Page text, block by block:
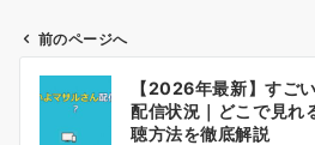
前のページへ
【2026年最新】すご
配信状況｜どこで見れ
聴方法を徹底解説